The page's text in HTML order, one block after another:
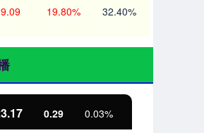
19.80% 32.40%
0.29 0.03%